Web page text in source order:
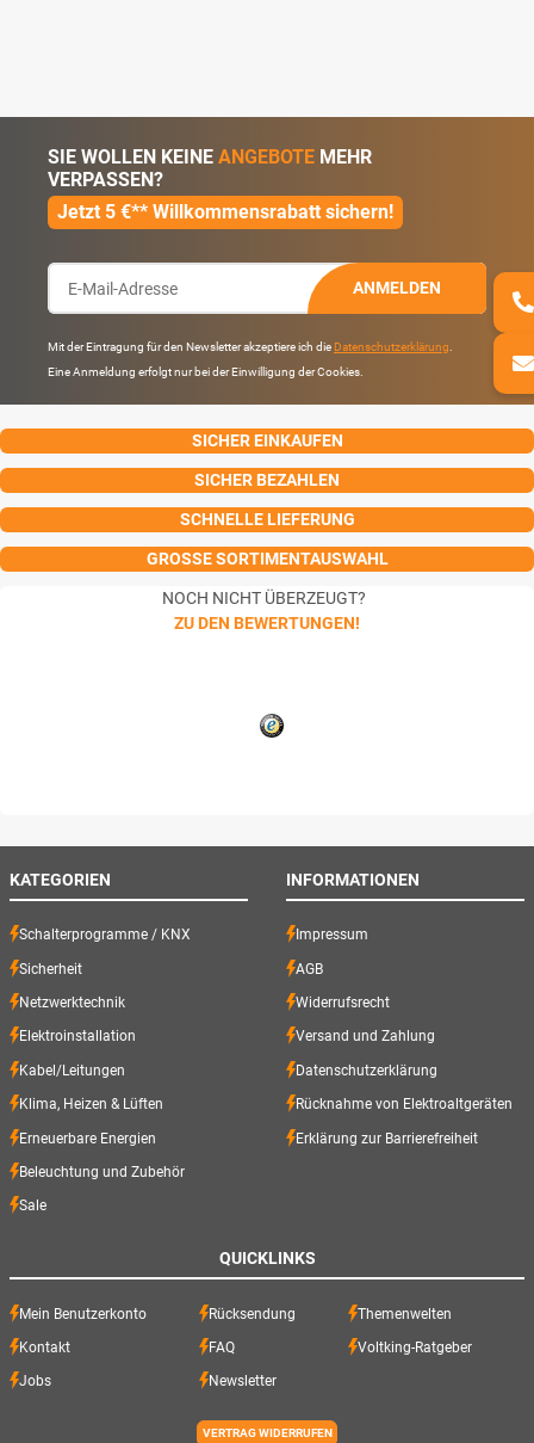
SIE WOLLEN KEINE ANGEBOTE MEHR
VERPASSEN?
Jetzt 5 €** Willkommensrabatt sichern!
ANMELDEN
Mit der Eintragung für den Newsletter akzeptiere ich die Datenschutzerklärung
Eine Anmeldung erfolgt nur bei der Einwilligung der Cookies.
SICHER EINKAUFEN
SICHER BEZAHLEN
SCHNELLE LIEFERUNG
GROSSE SORTIMENTAUSWAHL
NOCH NICHT ÜBERZEUGT?
ZU DEN BEWERTUNGEN!
KATEGORIEN
Schalterprogramme / KNX
Sicherheit
Netzwerktechnik
Elektroinstallation
Kabel/Leitungen
Klima, Heizen & Lüften
Erneuerbare Energien
Beleuchtung und Zubehör
Sale
INFORMATIONEN
Impressum
AGB
Widerrufsrecht
Versand und Zahlung
Datenschutzerklärung
Rücknahme von Elektroaltgeräten
Erklärung zur Barrierefreiheit
QUICKLINKS
Mein Benutzerkonto Rücksendung Themenwelten
Kontakt FAQ Voltking-Ratgeber
Jobs Newsletter
VERTRAG WIDERRUFEN